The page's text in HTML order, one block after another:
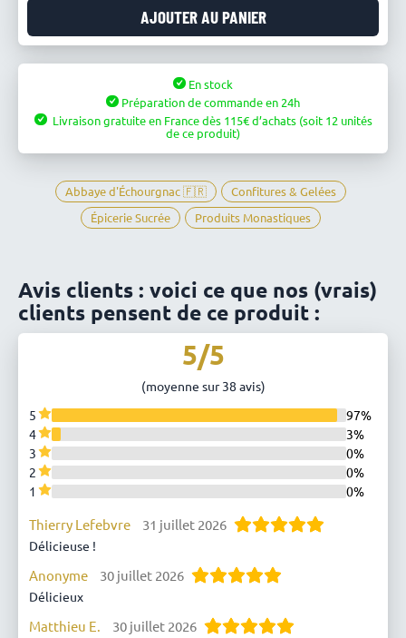
Confiture
de
melons
aux
citrons
-
Abbaye
d'Échourgnac
AJOUTER AU PANIER
En stock
Préparation de commande en 24h
Livraison gratuite en Francedès 115d’achats (soit 12 unités
de ce produit)
Abbaye d'Échourgnac 🇫🇷
Confitures & Gelées
Épicerie Sucrée
Produits Monastiques
Avis clients : voici ce que nos (vrais)
clients pensent de ce produit :
5/5
(moyenne sur 38 avis)
5
97%
4
3%
3
0%
2
0%
1
0%
Thierry Lefebvre 31 juillet 2026
Délicieuse !
Anonyme 30 juillet 2026
Délicieux
Matthieu E. 30 juillet 2026